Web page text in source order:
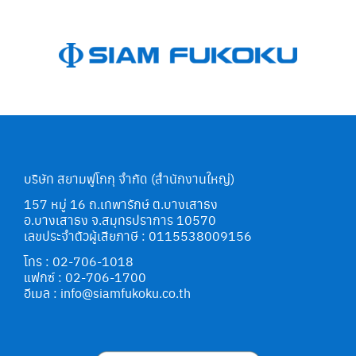
บริษัท สยามฟูโกกุ จำกัด (สำนักงานใหญ่)
157 หมู่ 16 ถ.เทพารักษ์ ต.บางเสาธง
อ.บางเสาธง จ.สมุทรปราการ 10570
เลขประจำตัวผู้เสียภาษี : 0115538009156
โทร : 02-706-1018
แฟกซ์ : 02-706-1700
อีเมล : info@siamfukoku.co.th